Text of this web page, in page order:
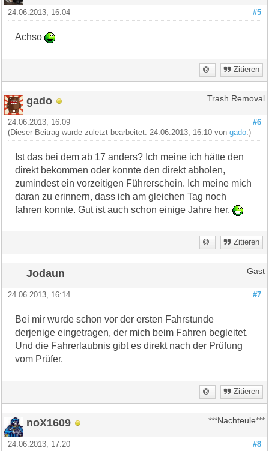
#5
24.06.2013, 16:04
Achso
Zitieren
gado Trash Removal
#6
24.06.2013, 16:09
(Dieser Beitrag wurde zuletzt bearbeitet: 24.06.2013, 16:10 vongado.)
Ist das bei dem ab 17 anders? Ich meine ich hätte den
direkt bekommen oder konnte den direkt abholen,
zumindest ein vorzeitigen Führerschein. Ich meine mich
daran zu erinnern, dass ich am gleichen Tag noch
fahren konnte. Gut ist auch schon einige Jahre her.
Zitieren
Jodaun Gast
#7
24.06.2013, 16:14
Bei mir wurde schon vor der ersten Fahrstunde
derjenige eingetragen, der mich beim Fahren begleitet.
Und die Fahrerlaubnis gibt es direkt nach der Prüfung
vom Prüfer.
Zitieren
noX1609 ***Nachteule***
#8
24.06.2013, 17:20